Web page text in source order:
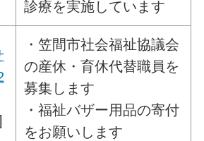
診療を実施しています
・笠間市社会福祉協議会
の産休・育休代替職員を
募集します
・福祉バザー用品の寄付
をお願いします